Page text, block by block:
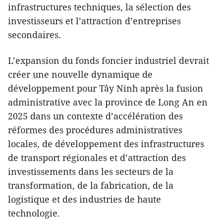
infrastructures techniques, la sélection des
investisseurs et l’attraction d’entreprises
secondaires.
L’expansion du fonds foncier industriel devrait
créer une nouvelle dynamique de
développement pour Tây Ninh après la fusion
administrative avec la province de Long An en
2025 dans un contexte d’accélération des
réformes des procédures administratives
locales, de développement des infrastructures
de transport régionales et d’attraction des
investissements dans les secteurs de la
transformation, de la fabrication, de la
logistique et des industries de haute
technologie.